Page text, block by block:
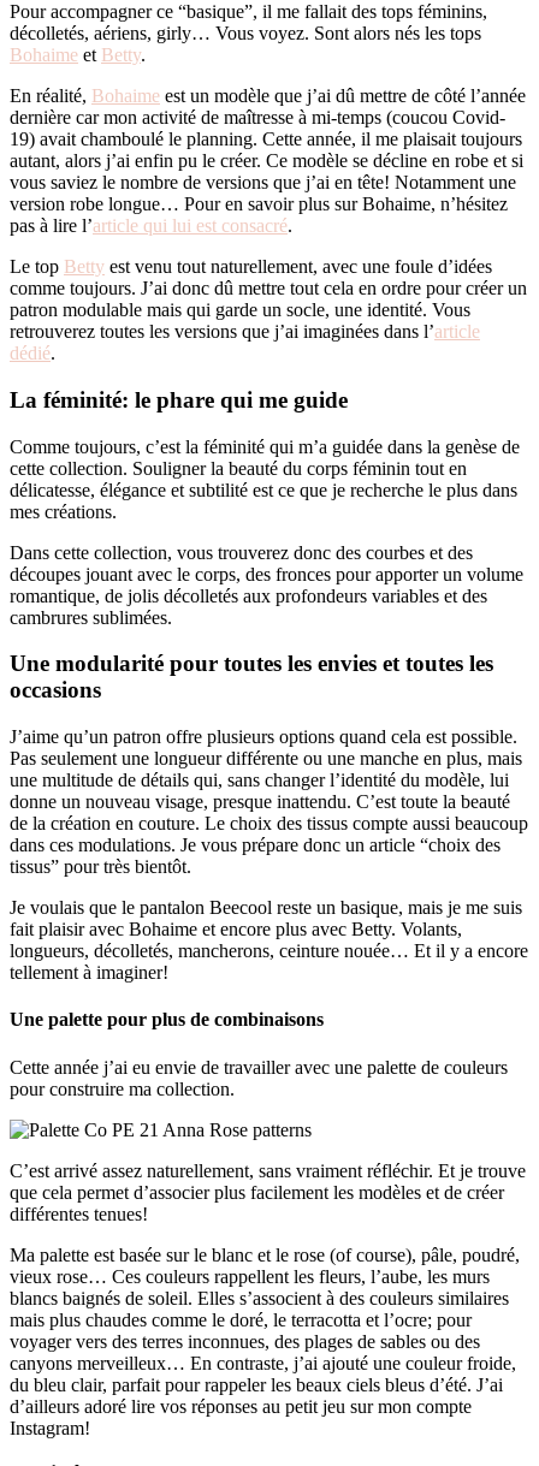
Pour accompagner ce “basique”, il me fallait des tops féminins,
décolletés, aériens, girly… Vous voyez. Sont alors nés les tops
Bohaime et Betty.
En réalité, Bohaime est un modèle que j’ai dû mettre de côté l’année
dernière car mon activité de maîtresse à mi-temps (coucou Covid-
19) avait chamboulé le planning. Cette année, il me plaisait toujours
autant, alors j’ai enfin pu le créer. Ce modèle se décline en robe et si
vous saviez le nombre de versions que j’ai en tête! Notamment une
version robe longue… Pour en savoir plus sur Bohaime, n’hésitez
pas à lire l’article qui lui est consacré.
Le top Betty est venu tout naturellement, avec une foule d’idées
comme toujours. J’ai donc dû mettre tout cela en ordre pour créer un
patron modulable mais qui garde un socle, une identité. Vous
retrouverez toutes les versions que j’ai imaginées dans l’article
dédié.
La féminité: le phare qui me guide
Comme toujours, c’est la féminité qui m’a guidée dans la genèse de
cette collection. Souligner la beauté du corps féminin tout en
délicatesse, élégance et subtilité est ce que je recherche le plus dans
mes créations.
Dans cette collection, vous trouverez donc des courbes et des
découpes jouant avec le corps, des fronces pour apporter un volume
romantique, de jolis décolletés aux profondeurs variables et des
cambrures sublimées.
Une modularité pour toutes les envies et toutes les
occasions
J’aime qu’un patron offre plusieurs options quand cela est possible.
Pas seulement une longueur différente ou une manche en plus, mais
une multitude de détails qui, sans changer l’identité du modèle, lui
donne un nouveau visage, presque inattendu. C’est toute la beauté
de la création en couture. Le choix des tissus compte aussi beaucoup
dans ces modulations. Je vous prépare donc un article “choix des
tissus” pour très bientôt.
Je voulais que le pantalon Beecool reste un basique, mais je me suis
fait plaisir avec Bohaime et encore plus avec Betty. Volants,
longueurs, décolletés, mancherons, ceinture nouée… Et il y a encore
tellement à imaginer!
Une palette pour plus de combinaisons
Cette année j’ai eu envie de travailler avec une palette de couleurs
pour construire ma collection.
C’est arrivé assez naturellement, sans vraiment réfléchir. Et je trouve
que cela permet d’associer plus facilement les modèles et de créer
différentes tenues!
Ma palette est basée sur le blanc et le rose (of course), pâle, poudré,
vieux rose… Ces couleurs rappellent les fleurs, l’aube, les murs
blancs baignés de soleil. Elles s’associent à des couleurs similaires
mais plus chaudes comme le doré, le terracotta et l’ocre; pour
voyager vers des terres inconnues, des plages de sables ou des
canyons merveilleux… En contraste, j’ai ajouté une couleur froide,
du bleu clair, parfait pour rappeler les beaux ciels bleus d’été. J’ai
d’ailleurs adoré lire vos réponses au petit jeu sur mon compte
Instagram!